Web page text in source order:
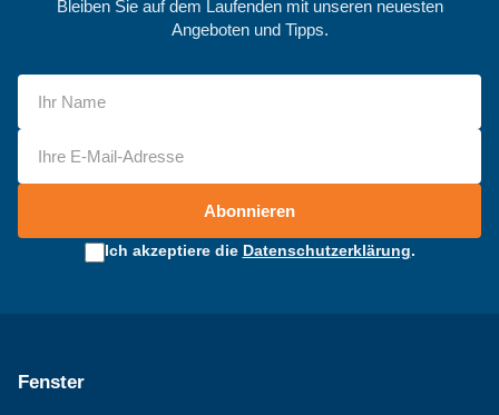
Bleiben Sie auf dem Laufenden mit unseren neuesten
Angeboten und Tipps.
Abonnieren
Ich akzeptiere die Datenschutzerklärung.
Fenster